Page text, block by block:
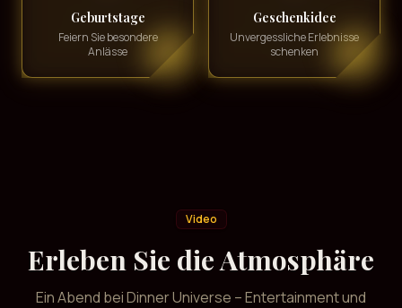
Geburtstage
Feiern Sie besondere
Anlässe
Geschenkidee
Unvergessliche Erlebnisse
schenken
Video
Erleben Sie die Atmosphäre
Ein Abend bei Dinner Universe – Entertainment und